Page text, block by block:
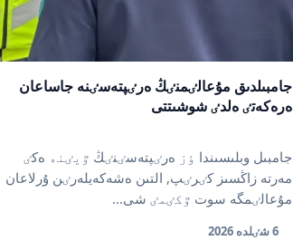
جامبىلدىق مۇعالٸمنٸڭ ەرٸپتەسٸنە جاساعان
ەرەكەتٸ ەلدٸ شوشىتتى
جامبىل وبلىسىندا ٶز ەرٸپتەسٸنٸڭ ٷيٸنە ەكٸ
مەرتە زاڭسىز كٸرٸپ, التىن ەشەكەيلەرٸن ۇرلاعان
مۇعالٸمگە سوت ٷكٸمٸ شى...
6 شٸلدە 2026